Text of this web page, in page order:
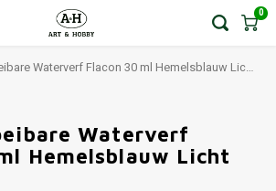
0
Waterverf Flacon 30 ml Hemelsblauw Licht 551
Waterverf
Hemelsblauw Licht